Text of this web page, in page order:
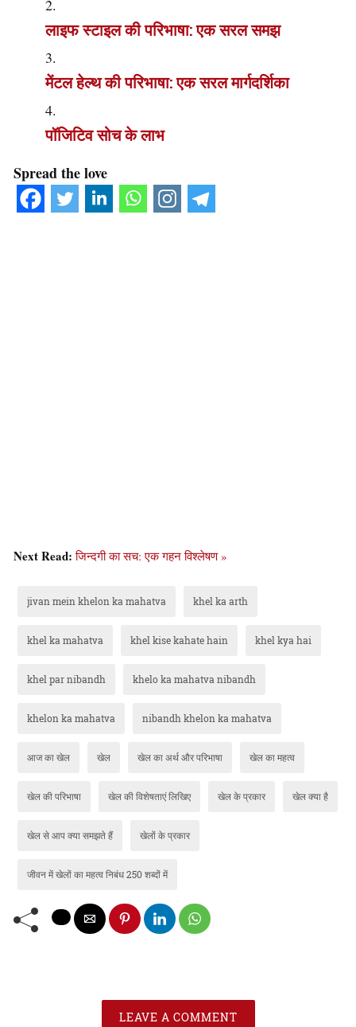
लाइफ स्टाइल की परिभाषा: एक सरल समझ
मेंटल हेल्थ की परिभाषा: एक सरल मार्गदर्शिका
पॉजिटिव सोच के लाभ
Spread the love
Next Read:जिन्दगी का सच: एक गहन विश्लेषण »
jivan mein khelon ka mahatva khel ka arth
khel ka mahatva khel kise kahate hain khel kya hai
khel par nibandh khelo ka mahatva nibandh
khelon ka mahatva nibandh khelon ka mahatva
आज का खेल खेल खेल का अर्थ और परिभाषा खेल का महत्व
खेल की परिभाषा खेल की विशेषताएं लिखिए खेल के प्रकार खेल क्या है
खेल से आप क्या समझते हैं खेलों के प्रकार
जीवन में खेलों का महत्व निबंध 250 शब्दों में
LEAVE A COMMENT